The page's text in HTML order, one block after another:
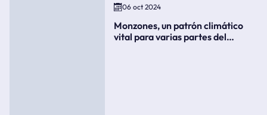
06 oct 2024
Monzones, un patrón climático
vital para varias partes del